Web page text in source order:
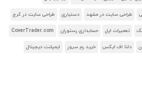
طراحی سایت در مشهد دستیاری طراحی سایت در کرج
تعمیرات اپل حسابداری رستوران CoverTrader.com
دلتا اف ایکس خرید رم سرور ایمپلنت دیجیتال